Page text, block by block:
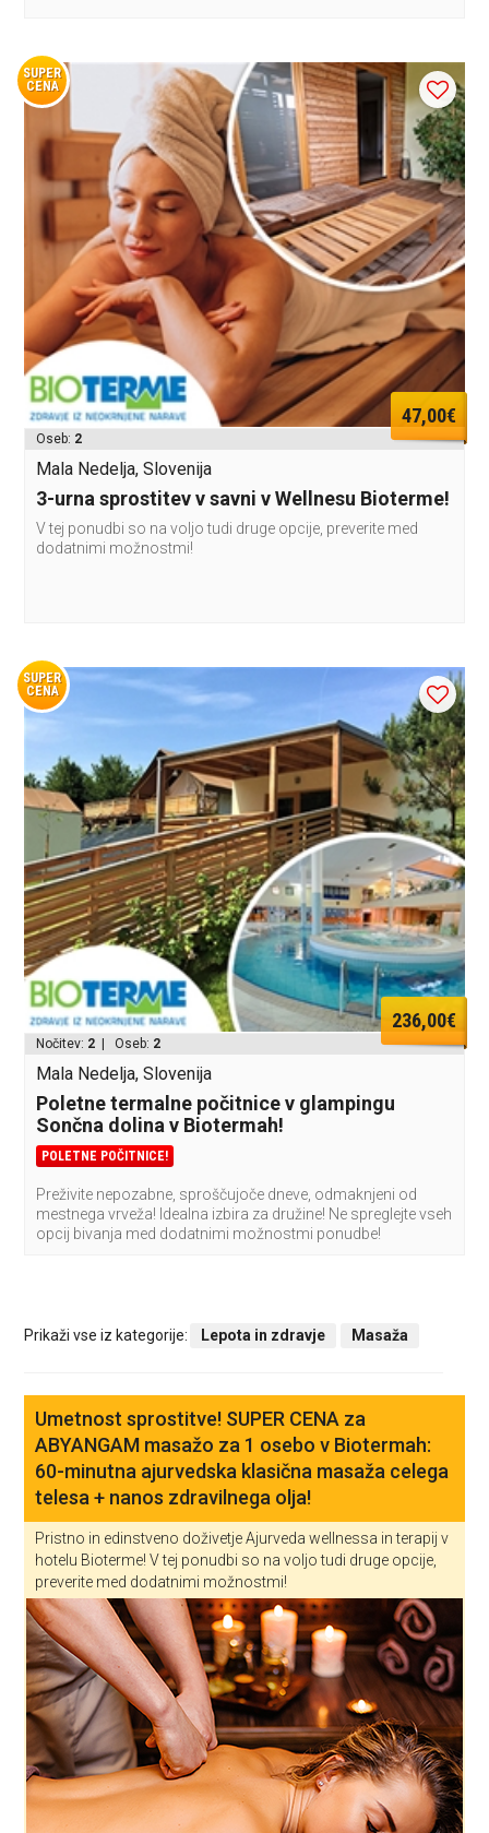
SUPER
CENA
47,00€
Oseb: 2
Mala Nedelja, Slovenija
3-urna sprostitev v savni v Wellnesu Bioterme!
V tej ponudbi so na voljo tudi druge opcije, preverite med
dodatnimi možnostmi!
SUPER
CENA
236,00€
Nočitev: 2 | Oseb: 2
Mala Nedelja, Slovenija
Poletne termalne počitnice v glampingu
Sončna dolina v Biotermah!
POLETNE POČITNICE!
Preživite nepozabne, sproščujoče dneve, odmaknjeni od
mestnega vrveža! Idealna izbira za družine! Ne spreglejte vseh
opcij bivanja med dodatnimi možnostmi ponudbe!
Prikaži vse iz kategorije: Lepota in zdravje Masaža
Umetnost sprostitve! SUPER CENA za
ABYANGAM masažo za 1 osebo v Biotermah:
60-minutna ajurvedska klasična masaža celega
telesa + nanos zdravilnega olja!
Pristno in edinstveno doživetje Ajurveda wellnessa in terapij v
hotelu Bioterme! V tej ponudbi so na voljo tudi druge opcije,
preverite med dodatnimi možnostmi!